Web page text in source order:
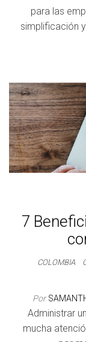
para las
simplificación
7
COLOMBIA
Por
Administrar
mucha